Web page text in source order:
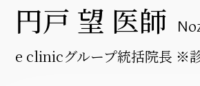
円戸 望 医師
e clinicグループ統括院長 ※